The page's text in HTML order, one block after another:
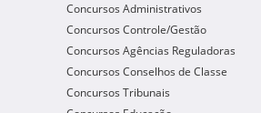
Concursos Administrativos
Concursos Controle/Gestão
Concursos Agências Reguladoras
Concursos Conselhos de Classe
Concursos Tribunais